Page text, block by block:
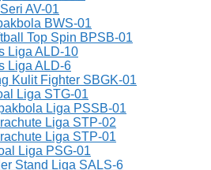
AV-01
BWS-01
Top Spin BPSB-01
Liga ALD-10
Liga ALD-6
Kulit Fighter SBGK-01
Liga STG-01
Liga PSSB-01
Liga STP-02
Liga STP-01
Liga PSG-01
Stand Liga SALS-6